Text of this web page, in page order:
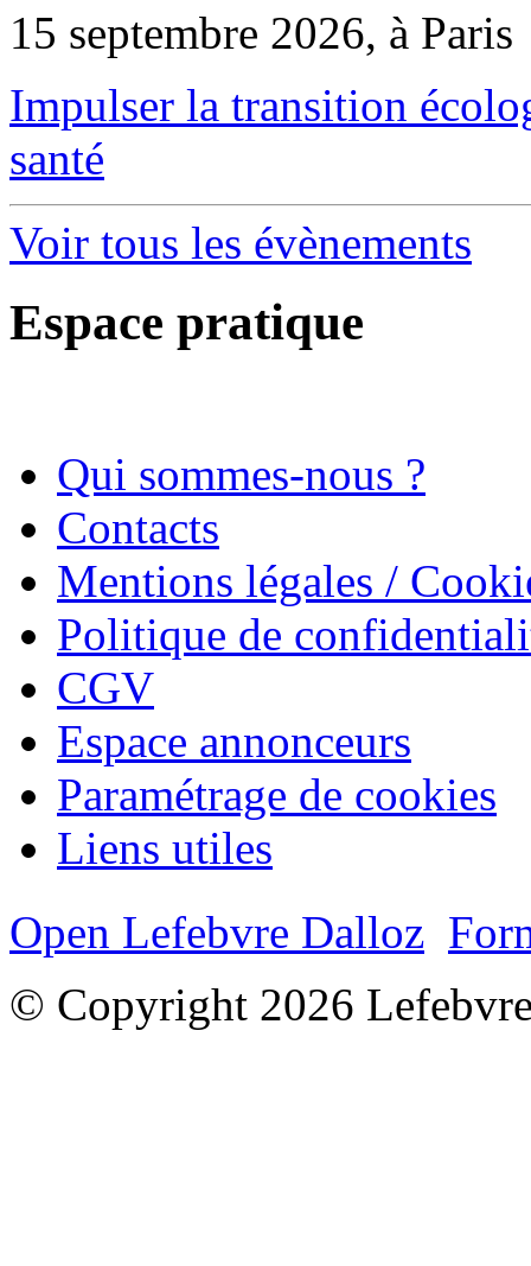
15 septembre 2026, à Paris
Impulser la transition
santé
Voir tous les évènements
Espace pratique
Qui sommes-nous ?
Contacts
Mentions légales /
Politique de
CGV
Espace annonceurs
Paramétrage de cookies
Liens utiles
Open Lefebvre Dalloz
© Copyright 2026